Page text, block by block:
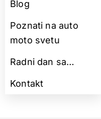
Blog
Poznati na auto
moto svetu
Radni dan sa…
Kontakt